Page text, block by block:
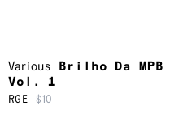
Various
Brilho Da MPB
Vol. 1
RGE $10